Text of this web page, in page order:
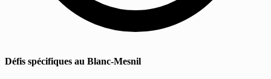
Défis spécifiques au Blanc-Mesnil